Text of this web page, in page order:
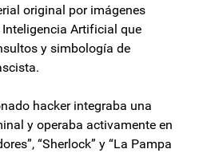
original por imágenes
Artificial que
y simbología de
hacker integraba una
y operaba activamente en
“Sherlock” y “La Pampa